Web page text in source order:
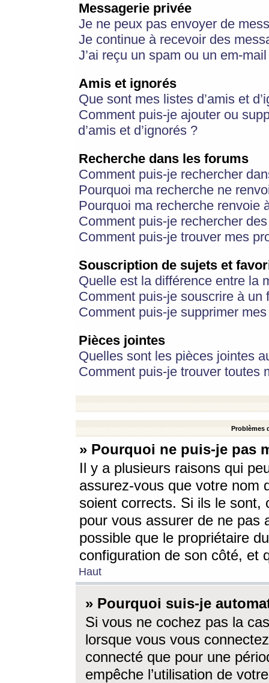
Messagerie privée
Je ne peux pas envoyer de
Je continue à recevoir des
J’ai reçu un spam ou un em-
Amis et ignorés
Que sont mes listes d’amis et
Comment puis-je ajouter ou
d’amis et d’ignorés ?
Recherche dans les forums
Comment puis-je rechercher
Pourquoi ma recherche ne
Pourquoi ma recherche renvoie
Comment puis-je rechercher
Comment puis-je trouver mes
Souscription de sujets et
Quelle est la différence entre la
Comment puis-je souscrire à
Comment puis-je supprimer
Pièces jointes
Quelles sont les pièces jointes
Comment puis-je trouver toutes
Problèmes
» Pourquoi ne puis-je pas
Il y a plusieurs raisons qui
assurez-vous que votre nom
soient corrects. Si ils le sont,
pour vous assurer de ne pas
possible que le propriétaire
configuration de son côté, et
Haut
» Pourquoi suis-je
Si vous ne cochez pas la
lorsque vous vous
connecté que pour une
empêche l’utilisation de